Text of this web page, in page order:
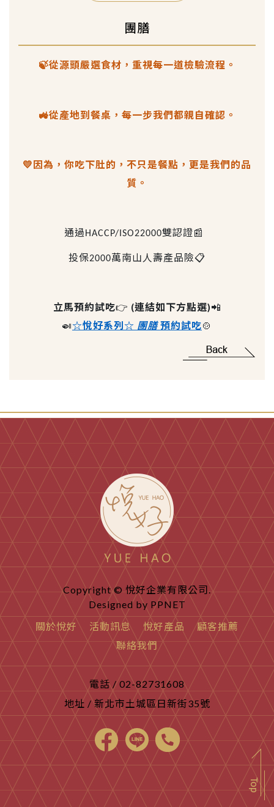
團膳
🍃從源頭嚴選食材，重視每一道檢驗流程。
🚜從產地到餐桌，每一步我們都親自確認。
💛因為，你吃下肚的，不只是餐點，更是我們的品
質。
通過HACCP/ISO22000雙認證📰
投保2000萬南山人壽產品險📋
立馬預約試吃👉 (連結如下方點選)📲
🍛☆悅好系列☆ 團膳 預約試吃🍲
Copyright © 悅好企業有限公司.
Designed by PPNET
關於悅好
活動訊息 悅好產品
顧客推薦
聯絡我們
電話 / 02-82731608
地址 / 新北市土城區日新街35號